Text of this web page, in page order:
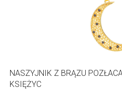
NASZYJNIK Z BRĄZU
KSIĘŻYC